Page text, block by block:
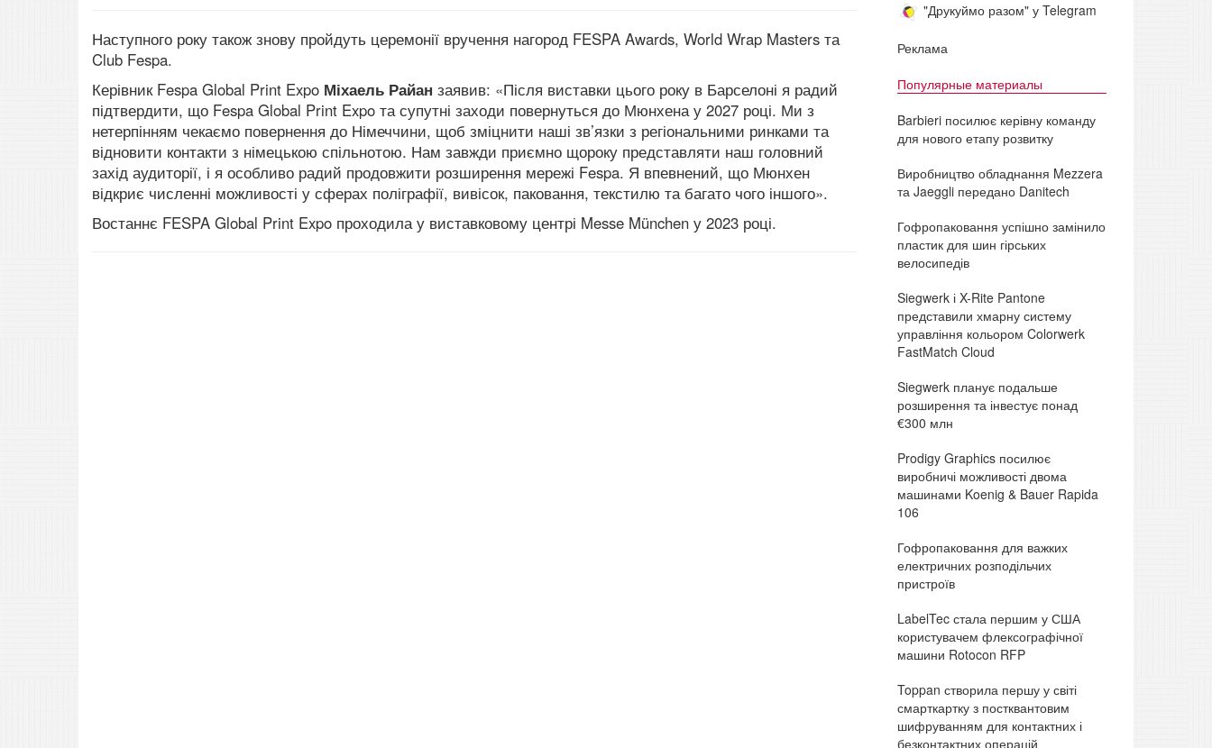
Наступного року також знову пройдуть церемонії вручення нагород FESPA Awards, World Wrap Masters та
Club Fespa.
Керівник Fespa Global Print Expo Міхаель Райан заявив: «Після виставки цього року в Барселоні я радий
підтвердити, що Fespa Global Print Expo та супутні заходи повернуться до Мюнхена у 2027 році. Ми з
нетерпінням чекаємо повернення до Німеччини, щоб зміцнити наші зв’язки з регіональними ринками та
відновити контакти з німецькою спільнотою. Нам завжди приємно щороку представляти наш головний
захід аудиторії, і я особливо радий продовжити розширення мережі Fespa. Я впевнений, що Мюнхен
відкриє численні можливості у сферах поліграфії, вивісок, паковання, текстилю та багато чого іншого».
Востаннє FESPA Global Print Expo проходила у виставковому центрі Messe München у 2023 році.
"Друкуймо разом" у Telegram
Реклама
Популярные материалы
Barbieri посилює керівну команду
для нового етапу розвитку
Виробництво обладнання Mezzera
та Jaeggli передано Danitech
Гофропаковання успішно замінило
пластик для шин гірських
велосипедів
Siegwerk і X-Rite Pantone
представили хмарну систему
управління кольором Colorwerk
FastMatch Cloud
Siegwerk планує подальше
розширення та інвестує понад
€300 млн
Prodigy Graphics посилює
виробничі можливості двома
машинами Koenig & Bauer Rapida
106
Гофропаковання для важких
електричних розподільчих
пристроїв
LabelTec стала першим у США
користувачем флексографічної
машини Rotocon RFP
Toppan створила першу у світі
смарткартку з постквантовим
шифруванням для контактних і
безконтактних операцій